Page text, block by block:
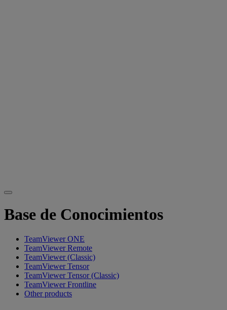
Base de Conocimientos
TeamViewer ONE
TeamViewer Remote
TeamViewer (Classic)
TeamViewer Tensor
TeamViewer Tensor (Classic)
TeamViewer Frontline
Other products